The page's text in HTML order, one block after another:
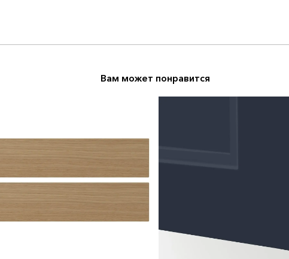
Вам может понравится